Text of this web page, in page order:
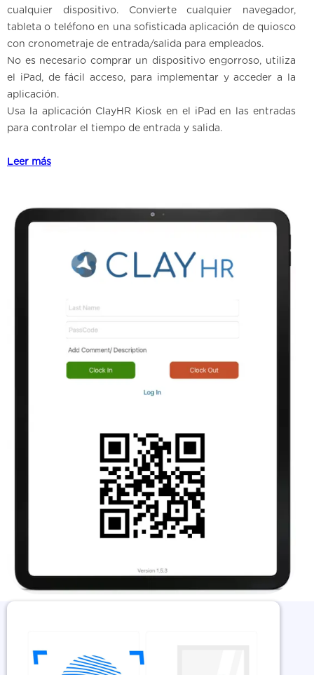
cualquier dispositivo. Convierte cualquier navegador,
tableta o teléfono en una sofisticada aplicación de quiosco
con cronometraje de entrada/salida para empleados.
No es necesario comprar un dispositivo engorroso, utiliza
el iPad, de fácil acceso, para implementar y acceder a la
aplicación.
Usa la aplicación ClayHR Kiosk en el iPad en las entradas
para controlar el tiempo de entrada y salida.
Leer más